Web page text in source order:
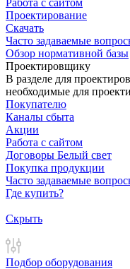
Работа с сайтом
Проектирование
Скачать
Часто задаваемые
Обзор нормативной базы
Проектировщику
В разделе для
необходимые для
Покупателю
Каналы сбыта
Акции
Работа с сайтом
Договоры Белый свет
Покупка продукции
Часто задаваемые
Где купить?
Скрыть
Подбор оборудования